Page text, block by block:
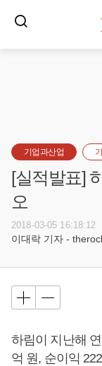
기업과산업
[실적발표]
오
2018-03-05 16:18:12
이대락 기자 -
하림이 지난해
억 원, 순이익